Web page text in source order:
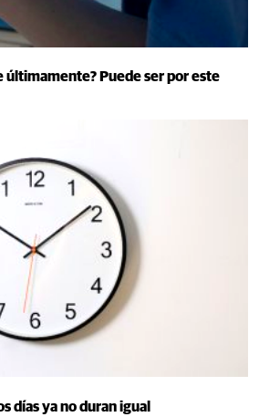
últimamente? Puede ser por este
días ya no duran igual